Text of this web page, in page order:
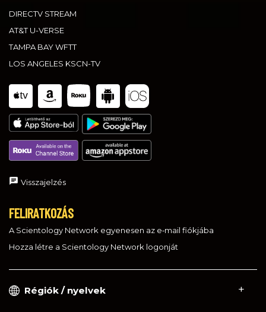
DIRECTV STREAM
AT&T U-VERSE
TAMPA BAY WFTT
LOS ANGELES KSCN-TV
Visszajelzés
FELIRATKOZÁS
A Scientology Network egyenesen az e‑mail fiókjába
Hozza létre a Scientology Network logonját
Régiók / nyelvek